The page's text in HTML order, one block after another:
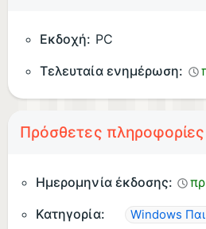
Εκδοχή: PC
Τελευταία ενημέρωση:
Πρόσθετες πληροφορίες
Ημερομηνία έκδοσης:
Κατηγορία:
Windows